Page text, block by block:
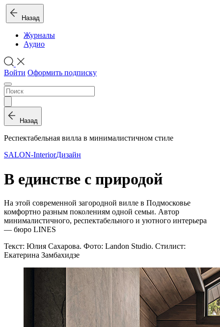
Назад
Журналы
Аудио
Войти Оформить подписку
Назад
Респектабельная вилла в минималистичном стиле
SALON-InteriorДизайн
В единстве с природой
На этой современной загородной вилле в Подмосковье
комфортно разным поколениям одной семьи. Автор
минималистичного, респектабельного и уютного интерьера
— бюро LINES
Текст: Юлия Сахарова. Фото: Landon Studio. Стилист:
Екатерина Замбахидзе